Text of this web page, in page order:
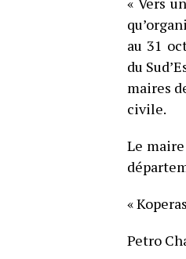
au 31
du
maires
civile.
Le
«
Petro